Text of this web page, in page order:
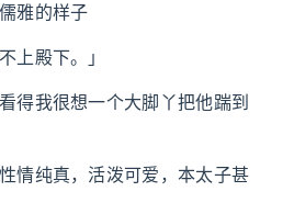
雅的样子
上殿下。」
得我很想一个大脚丫把他踹到
情纯真，活泼可爱，本太子甚